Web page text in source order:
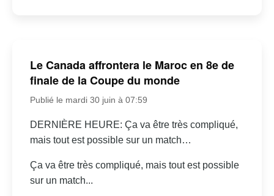
Le Canada affrontera le Maroc en 8e de
finale de la Coupe du monde
Publié le mardi 30 juin à 07:59
DERNIÈRE HEURE: Ça va être très compliqué,
mais tout est possible sur un match…
Ça va être très compliqué, mais tout est possible
sur un match...